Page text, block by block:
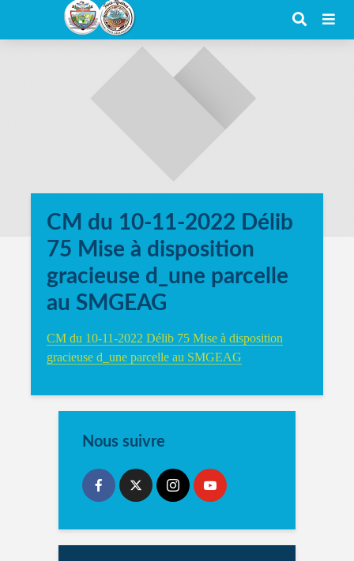
CM du 10-11-2022 Délib
75 Mise à disposition
gracieuse d_une parcelle
au SMGEAG
CM du 10-11-2022 Délib 75 Mise à disposition
gracieuse d_une parcelle au SMGEAG
Nous suivre